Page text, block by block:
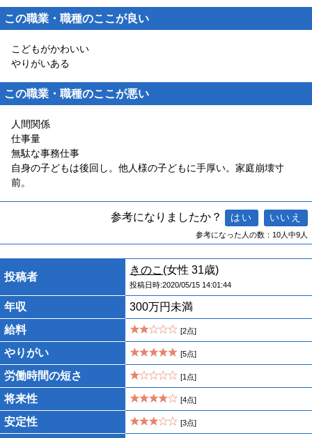
この職業・職種のここが良い
こどもがかわいい
やりがいある
この職業・職種のここが悪い
人間関係
仕事量
無駄な事務仕事
自身の子どもは後回し。他人様の子どもに手厚い。家庭崩壊寸
前。
参考になりましたか？
参考になった人の数：10人中9人
投稿者
きのこ (女性 31歳)
投稿日時:2020/05/15 14:01:44
年収
300万円未満
給料
[2点]
やりがい [5点]
労働時間の短さ [1点]
将来性 [4点]
安定性 [3点]